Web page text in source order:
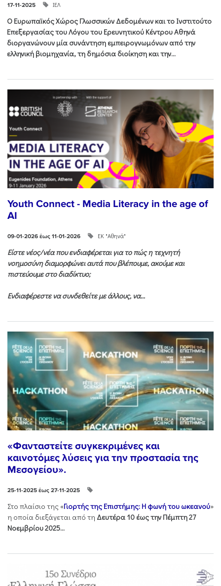
17-11-2025 ΙΕΛ
Ο Ευρωπαϊκός Χώρος Γλωσσικών Δεδομένων και το Ινστιτούτο
Επεξεργασίας του Λόγου του Ερευνητικού Κέντρου Αθηνά
διοργανώνουν μία συνάντηση εμπειρογνωμόνων από την
ελληνική βιομηχανία, τη δημόσια διοίκηση και την...
Youth Connect - Media Literacy in the age of
AI
09-01-2026 έως 11-01-2026 ΕΚ "Αθηνά"
Είστε νέος/νέα που ενδιαφέρεται για το πώς η τεχνητή
νοημοσύνη διαμορφώνει αυτά που βλέπουμε, ακούμε και
πιστεύουμε στο διαδίκτυο;
Ενδιαφέρεστε να συνδεθείτε με άλλους, να...
«Φανταστείτε συγκεκριμένες και
καινοτόμες λύσεις για την προστασία της
Μεσογείου».
25-11-2025 έως 27-11-2025
Στo πλαίσιo της «Γιορτής της Επιστήμης: Η φωνή του ωκεανού»
η οποία διεξάγεται από τη Δευτέρα 10 έως την Πέμπτη 27
Νοεμβρίου 2025...